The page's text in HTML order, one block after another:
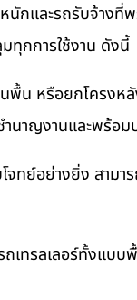
นักและรถรับจ้าง
ทุกการใช้งาน ดังนี้
พื้น หรือยกโครงห
ำนาญงานและพร้อ
จทย์อย่างยิ่ง สาม
ทรลเลอร์ทั้งแบบ